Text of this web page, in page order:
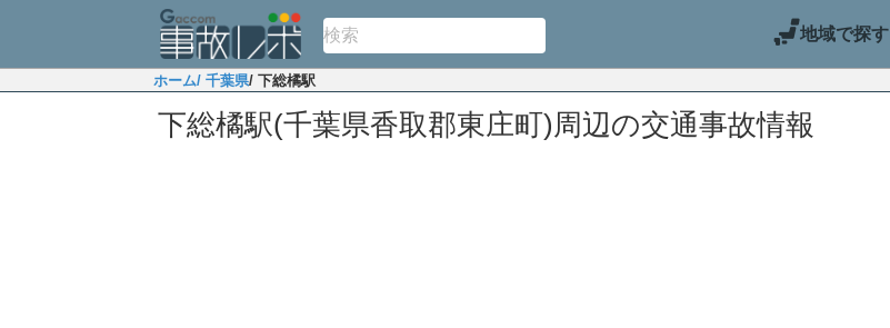
地域で探す
ホーム/ 千葉県/ 下総橘駅
下総橘駅(千葉県香取郡東庄町)周辺の交通事故情報